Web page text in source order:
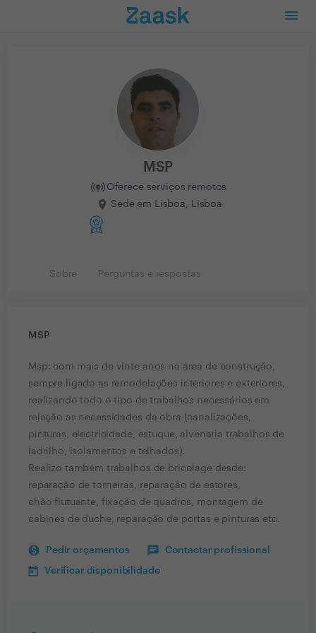
MSP
Oferece serviços remotos
Sede em Lisboa, Lisboa
Sobre Perguntas e respostas
MSP
Msp: com mais de vinte anos na área de construção,
sempre ligado as remodelações interiores e exteriores,
realizando todo o tipo de trabalhos necessários em
relação as necessidades da obra (canalizações,
pinturas, electricidade, estuque, alvenaria trabalhos de
ladrilho, isolamentos e telhados).
Realizo também trabalhos de bricolage desde:
reparação de torneiras, reparação de estores,
chão flutuante, fixação de quadros, montagem de
cabines de duche, reparação de portas e pinturas etc.
Pedir orçamentos Contactar profissional
Verificar disponibilidade